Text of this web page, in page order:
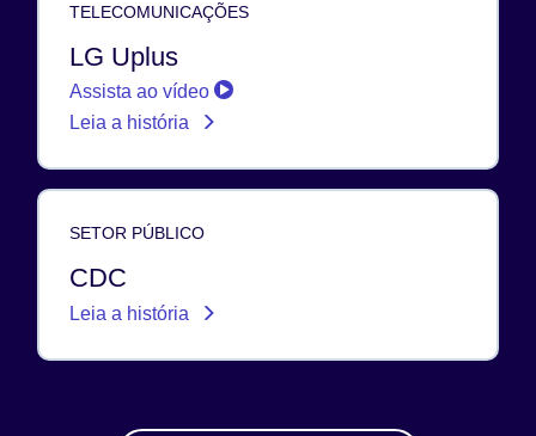
TELECOMUNICAÇÕES
LG Uplus
Assista ao vídeo
Leia a história
SETOR PÚBLICO
CDC
Leia a história